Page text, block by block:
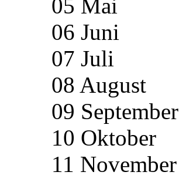
05 Mai
06 Juni
07 Juli
08 August
09 September
10 Oktober
11 November